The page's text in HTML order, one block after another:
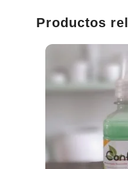
Productos